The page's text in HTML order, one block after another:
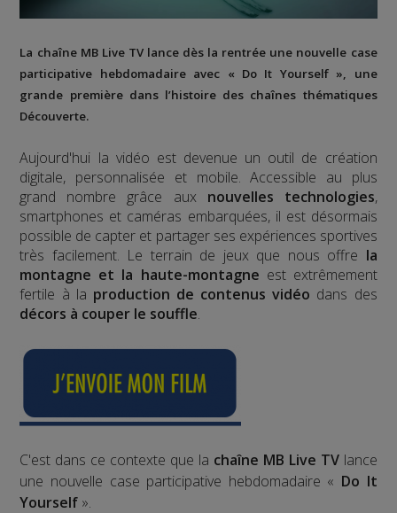
La chaîne MB Live TV lance dès la rentrée une nouvelle case
participative hebdomadaire avec « Do It Yourself », une
grande première dans l’histoire des chaînes thématiques
Découverte.
Aujourd'hui la vidéo est devenue un outil de création
digitale, personnalisée et mobile. Accessible au plus
grand nombre grâce aux nouvelles technologies,
smartphones et caméras embarquées, il est désormais
possible de capter et partager ses expériences sportives
très facilement. Le terrain de jeux que nous offre la
montagne et la haute-montagne est extrêmement
fertile à la production de contenus vidéo dans des
décors à couper le souffle.
C'est dans ce contexte que la chaîne MB Live TVlance
une nouvelle case participative hebdomadaire « Do It
Yourself ».